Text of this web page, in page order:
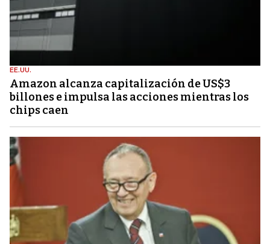
EE.UU.
Amazon alcanza capitalización de US$3
billones e impulsa las acciones mientras los
chips caen